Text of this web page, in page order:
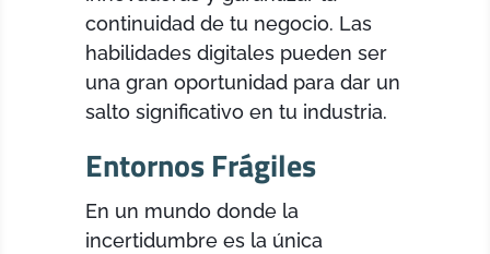
continuidad de tu negocio. Las
habilidades digitales pueden ser
una gran oportunidad para dar un
salto significativo en tu industria.
Entornos Frágiles
En un mundo donde la
incertidumbre es la única